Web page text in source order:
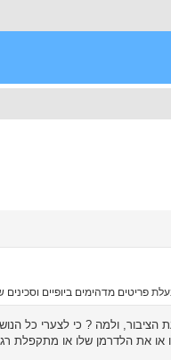
הציבור, ולמה ? כי לצערי כל
או את הלדרמן שלו או מתקפלת